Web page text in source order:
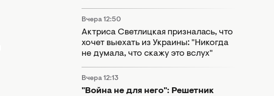
Вчера 12:50
Актриса Светлицкая призналась, что
хочет выехать из Украины: "Никогда
не думала, что скажу это вслух"
Вчера 12:13
"Война не для него": Решетник